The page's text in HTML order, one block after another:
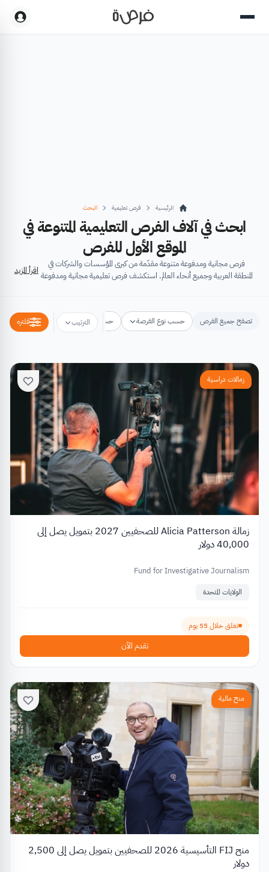
الرئيسية فرص تعليمية البحث
ابحث في آلاف الفرص التعليمية المتنوعة في
الموقع الأول للفرص
فرص مجانية ومدفوعة متنوعة مقدّمة من كبرى المؤسسات والشركات في
المنطقة العربية وجميع أنحاء العالم. استكشف فرص تعليمية مجانية ومدفوعة
الخبرات وبناء القدرات.
اقرأ المزيد
تصفح جميع الفرص حسب نوع الفرصة حسب مكان الفرصة حسب الترتيب فلتره
زمالات دراسية
زمالة Alicia Patterson للصحفيين 2027 بتمويل يصل إلى
40,000 دولار
Fund for Investigative Journalism
الولايات المتحدة
تغلق خلال 55 يوم
تقدم الآن
منح مالية
منح FIJ التأسيسية 2026 للصحفيين بتمويل يصل إلى 2,500
دولار